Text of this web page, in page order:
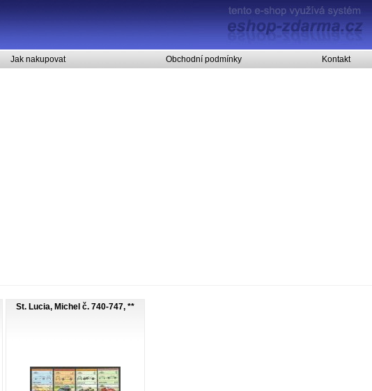
Jak nakupovat Obchodní podmínky Kontakt
St. Lucia, Michel č. 740-747, **